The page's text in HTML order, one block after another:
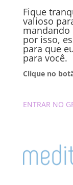
Fique
valioso
mandando
por isso,
para que
para você.
Clique no
ENTRAR NO